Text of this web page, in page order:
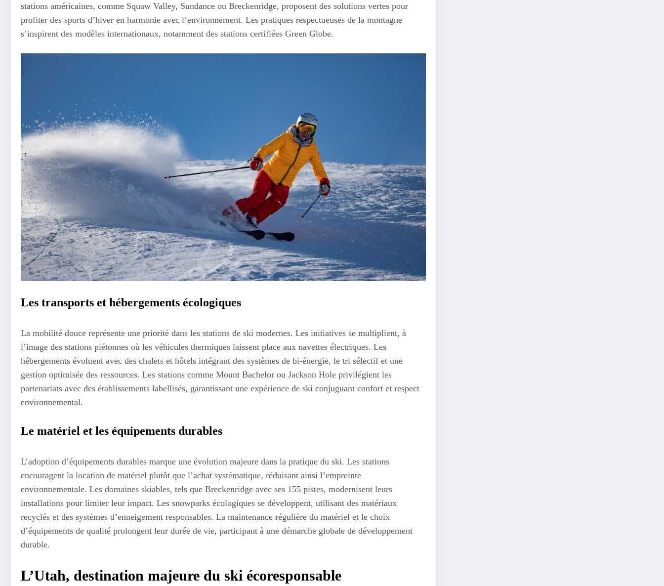
stations américaines, comme Squaw Valley, Sundance ou Breckenridge, proposent des solutions vertes pour
profiter des sports d’hiver en harmonie avec l’environnement. Les pratiques respectueuses de la montagne
s’inspirent des modèles internationaux, notamment des stations certifiées Green Globe.
Les transports et hébergements écologiques
La mobilité douce représente une priorité dans les stations de ski modernes. Les initiatives se multiplient, à
l’image des stations piétonnes où les véhicules thermiques laissent place aux navettes électriques. Les
hébergements évoluent avec des chalets et hôtels intégrant des systèmes de bi-énergie, le tri sélectif et une
gestion optimisée des ressources. Les stations comme Mount Bachelor ou Jackson Hole privilégient les
partenariats avec des établissements labellisés, garantissant une expérience de ski conjuguant confort et respect
environnemental.
Le matériel et les équipements durables
L’adoption d’équipements durables marque une évolution majeure dans la pratique du ski. Les stations
encouragent la location de matériel plutôt que l’achat systématique, réduisant ainsi l’empreinte
environnementale. Les domaines skiables, tels que Breckenridge avec ses 155 pistes, modernisent leurs
installations pour limiter leur impact. Les snowparks écologiques se développent, utilisant des matériaux
recyclés et des systèmes d’enneigement responsables. La maintenance régulière du matériel et le choix
d’équipements de qualité prolongent leur durée de vie, participant à une démarche globale de développement
durable.
L’Utah, destination majeure du ski écoresponsable